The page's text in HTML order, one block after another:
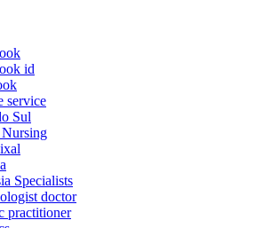
id
service
Sul
Specialists
doctor
practitioner